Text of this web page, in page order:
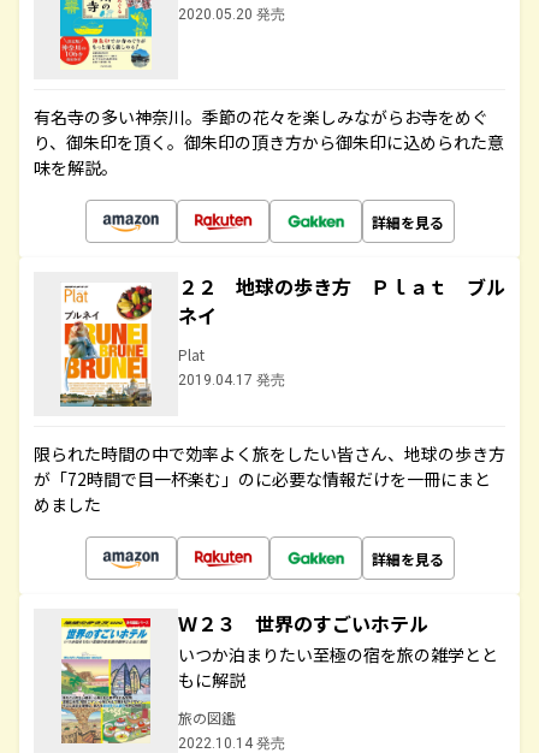
2020.05.20 発売
有名寺の多い神奈川。季節の花々を楽しみながらお寺をめぐ
り、御朱印を頂く。御朱印の頂き方から御朱印に込められた意
味を解説。
詳細を見る
２２ 地球の歩き方 Ｐｌａｔ ブル
ネイ
Plat
2019.04.17 発売
限られた時間の中で効率よく旅をしたい皆さん、地球の歩き方
が「72時間で目一杯楽む」のに必要な情報だけを一冊にまと
めました
詳細を見る
Ｗ２３ 世界のすごいホテル
いつか泊まりたい至極の宿を旅の雑学とと
もに解説
旅の図鑑
2022.10.14 発売